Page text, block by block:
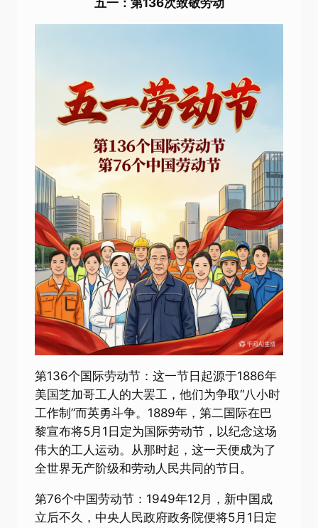
第136个国际劳动节：这一节日起源于1886年
美国芝加哥工人的大罢工，他们为争取“八小时
工作制”而英勇斗争。1889年，第二国际在巴
黎宣布将5月1日定为国际劳动节，以纪念这场
伟大的工人运动。从那时起，这一天便成为了
全世界无产阶级和劳动人民共同的节日。
第76个中国劳动节：1949年12月，新中国成
立后不久，中央人民政府政务院便将5月1日定